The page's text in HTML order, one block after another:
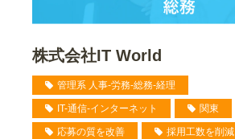
株式会社IT World
管理系 人事-労務-総務-経理
IT-通信-インターネット 関東
応募の質を改善 採用工数を削減